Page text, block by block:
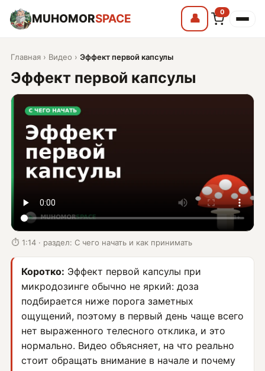
MUHOMORSPACE 👤
0
Главная › Видео › Эффект первой капсулы
Эффект первой капсулы
⏱ 1:14 · раздел: С чего начать и как принимать
Коротко: Эффект первой капсулы при
микродозинге обычно не яркий: доза
подбирается ниже порога заметных
ощущений, поэтому в первый день чаще всего
нет выраженного телесного отклика, и это
нормально. Видео объясняет, на что реально
стоит обращать внимание в начале и почему